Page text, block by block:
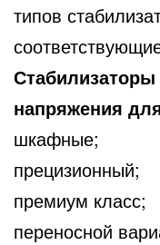
типов
Стабилизаторы
напряжения
шкафные;
прецизионный;
премиум класс;
переносной